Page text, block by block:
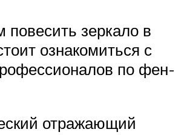
зеркало в
ознакомиться с
по фен-
отражающий